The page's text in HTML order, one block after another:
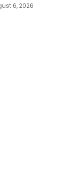
6, 2026